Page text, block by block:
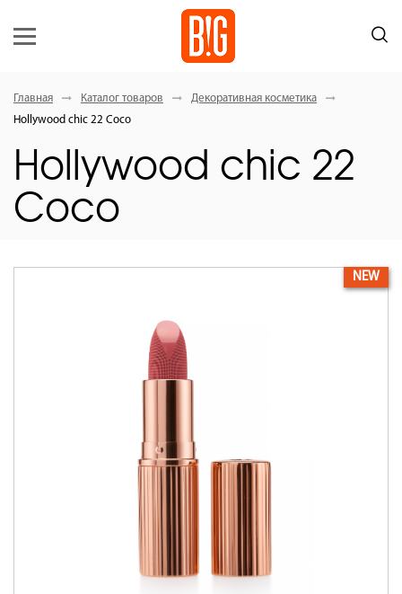
Главная Каталог товаров
Декоративная косметика
Hollywood сhic 22 Coco
Hollywood сhic 22
Coco
NEW